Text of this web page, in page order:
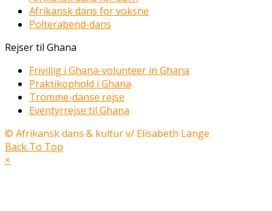
Afrikansk dans for voksne
Polterabend-dans
Rejser til Ghana
Frivillig i Ghana-volunteer in Ghana
Praktikophold i Ghana
Tromme-danse rejse
Eventyrrejse til Ghana
© Afrikansk dans & kultur v/ Elisabeth Lange
Back To Top
×